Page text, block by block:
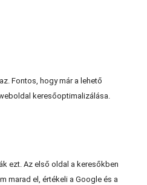
Fontos, hogy már a lehető
keresőoptimalizálása.
ezt. Az első oldal a keresőkben
marad el, értékeli a Google és a